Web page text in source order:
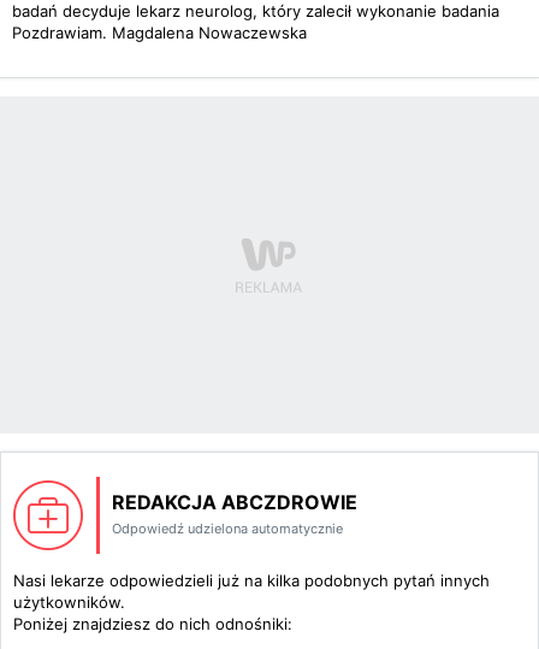
badań decyduje lekarz neurolog, który zalecił wykonanie badania
Pozdrawiam. Magdalena Nowaczewska
REDAKCJA ABCZDROWIE
Odpowiedź udzielona automatycznie
Nasi lekarze odpowiedzieli już na kilka podobnych pytań innych
użytkowników.
Poniżej znajdziesz do nich odnośniki: